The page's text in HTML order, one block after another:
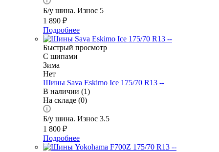
Б/у шина. Износ 5
1 890 ₽
Подробнее
Быстрый просмотр
С шипами
Зима
Нет
Шины Sava Eskimo Ice 175/70 R13 --
В наличии (1)
На складе (0)
Б/у шина. Износ 3.5
1 800 ₽
Подробнее